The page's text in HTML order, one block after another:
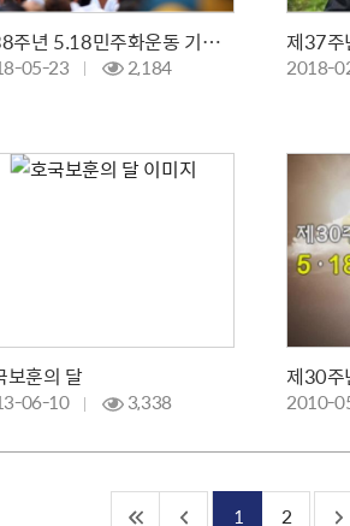
제38주년 5.18민주화운동 기념식
05-23 2,184 2018-
보훈의 달
06-10 3,338 2010-
1 2